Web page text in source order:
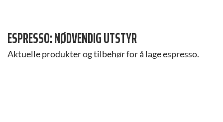
ESPRESSO: NØDVENDIG UTSTYR
Aktuelle produkter og tilbehør for å lage espresso.